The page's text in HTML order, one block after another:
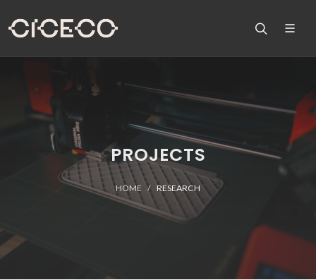
PROJECTS
HOME RESEARCH